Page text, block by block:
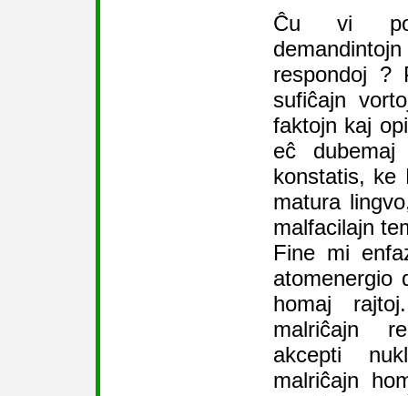
Ĉu vi
respondoj ?
sufiĉajn
faktojn kaj
eĉ
konstatis, ke
matura
malfacilajn
Fine mi
atomenergio
homaj
malriĉajn
akcepti
malriĉajn